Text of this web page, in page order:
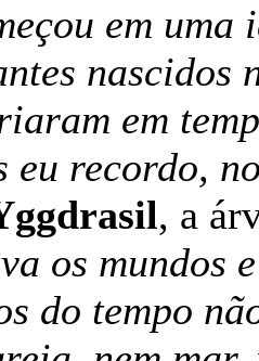
em uma
nascidos
em
eu recordo,
, a
os mundos
do tempo